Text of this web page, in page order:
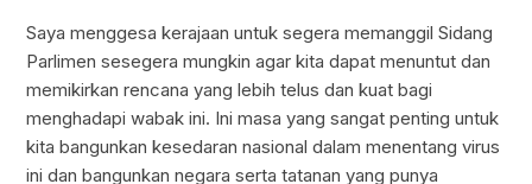
Saya menggesa kerajaan untuk segera memanggil Sidang
Parlimen sesegera mungkin agar kita dapat menuntut dan
memikirkan rencana yang lebih telus dan kuat bagi
menghadapi wabak ini. Ini masa yang sangat penting untuk
kita bangunkan kesedaran nasional dalam menentang virus
ini dan bangunkan negara serta tatanan yang punya